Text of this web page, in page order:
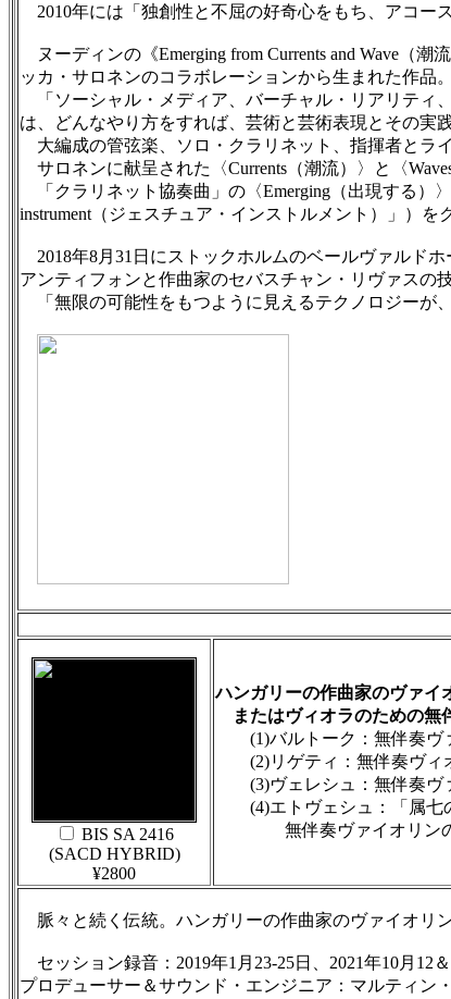
2010年には「独創性と不屈の好奇心をもち、アコー
ヌーディンの《Emerging from Currents and Wave（
ッカ・サロネンのコラボレーションから生まれた作品。
「ソーシャル・メディア、バーチャル・リアリティ
は、どんなやり方をすれば、芸術と芸術表現とその実
大編成の管弦楽、ソロ・クラリネット、指揮者とラ
サロネンに献呈された〈Currents（潮流）〉と〈
「クラリネット協奏曲」の〈Emerging（出現する）
instrument（ジェスチュア・インストルメント）」）
2018年8月31日にストックホルムのベールヴァルド
アンティフォンと作曲家のセバスチャン・リヴァスの
「無限の可能性をもつように見えるテクノロジーが
BIS SA 2416
(SACD HYBRID)
¥2800
ハンガリーの作曲家のヴァイ
またはヴィオラのための無
(1)バルトーク：無伴奏ヴ
(2)リゲティ：無伴奏ヴィオ
(3)ヴェレシュ：無伴奏ヴァ
(4)エトヴェシュ：「属七
無伴奏ヴァイオリンのた
脈々と続く伝統。ハンガリーの作曲家のヴァイオリ
セッション録音：2019年1月23-25日、2021年10月12
プロデューサー＆サウンド・エンジニア：マルティン・